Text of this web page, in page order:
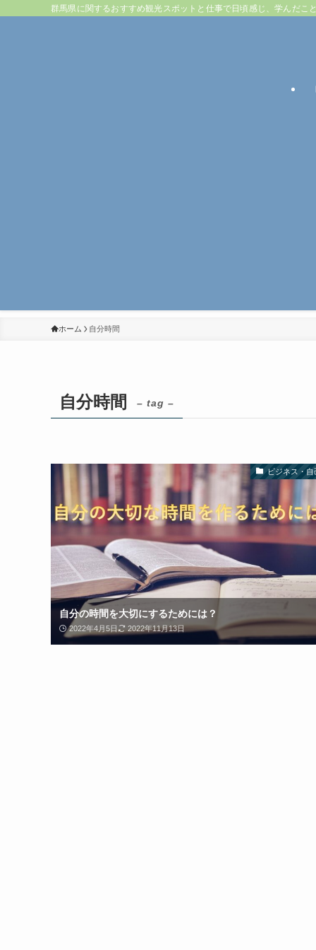
群馬県に関するおすすめ観光スポットと仕事で日頃感じ、学んだこ
ホーム 自分時間
自分時間 – tag –
ビジネス・自
自分の時間を大切にするためには？
2022年4月5日 2022年11月13日